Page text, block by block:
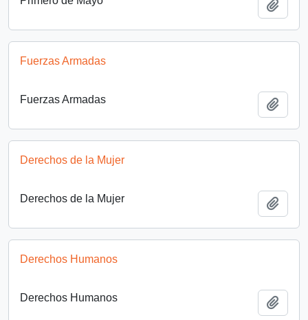
Fuerzas Armadas
Fuerzas Armadas
Derechos de la Mujer
Derechos de la Mujer
Derechos Humanos
Derechos Humanos